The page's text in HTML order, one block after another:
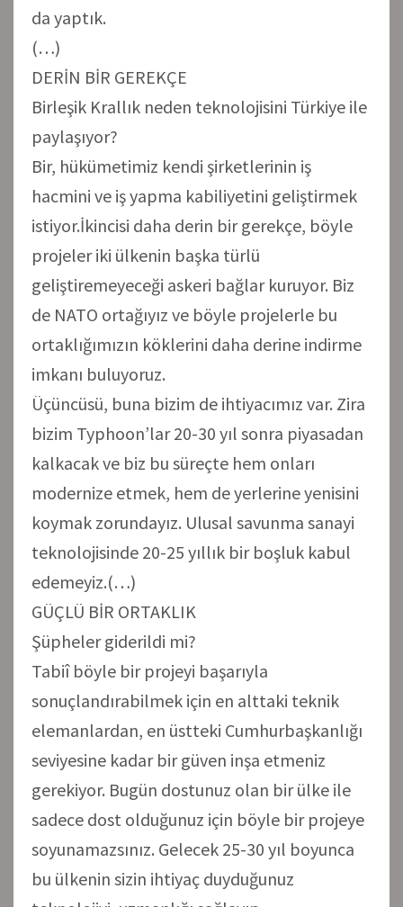
da yaptık.
(…)
DERİN BİR GEREKÇE
Birleşik Krallık neden teknolojisini Türkiye ile
paylaşıyor?
Bir, hükümetimiz kendi şirketlerinin iş
hacmini ve iş yapma kabiliyetini geliştirmek
istiyor.İkincisi daha derin bir gerekçe, böyle
projeler iki ülkenin başka türlü
geliştiremeyeceği askeri bağlar kuruyor. Biz
de NATO ortağıyız ve böyle projelerle bu
ortaklığımızın köklerini daha derine indirme
imkanı buluyoruz.
Üçüncüsü, buna bizim de ihtiyacımız var. Zira
bizim Typhoon’lar 20-30 yıl sonra piyasadan
kalkacak ve biz bu süreçte hem onları
modernize etmek, hem de yerlerine yenisini
koymak zorundayız. Ulusal savunma sanayi
teknolojisinde 20-25 yıllık bir boşluk kabul
edemeyiz.(…)
GÜÇLÜ BİR ORTAKLIK
Şüpheler giderildi mi?
Tabiî böyle bir projeyi başarıyla
sonuçlandırabilmek için en alttaki teknik
elemanlardan, en üstteki Cumhurbaşkanlığı
seviyesine kadar bir güven inşa etmeniz
gerekiyor. Bugün dostunuz olan bir ülke ile
sadece dost olduğunuz için böyle bir projeye
soyunamazsınız. Gelecek 25-30 yıl boyunca
bu ülkenin sizin ihtiyaç duyduğunuz